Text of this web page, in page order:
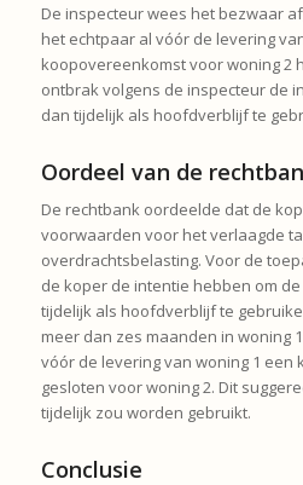
De inspecteur wees het bezwaar
het echtpaar al vóór de levering
koopovereenkomst voor woning 2
ontbrak volgens de inspecteur de
dan tijdelijk als hoofdverblijf te
Oordeel van de
De rechtbank oordeelde dat de
voorwaarden voor het verlaagde
overdrachtsbelasting. Voor de
de koper de intentie hebben om
tijdelijk als hoofdverblijf te
meer dan zes maanden in woning
vóór de levering van woning 1 een
gesloten voor woning 2. Dit
tijdelijk zou worden gebruikt.
Conclusie